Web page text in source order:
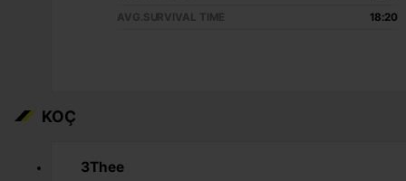
AVG.SURVIVAL TIME
18:20
KOÇ
3Thee